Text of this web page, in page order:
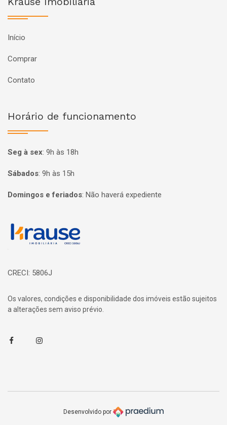
Início
Comprar
Contato
Horário de funcionamento
Seg à sex: 9h às 18h
Sábados: 9h às 15h
Domingos e feriados: Não haverá expediente
Página inicial
CRECI: 5806J
Os valores, condições e disponibilidade dos imóveis estão sujeitos
a alterações sem aviso prévio.
FacebookInstagram
Desenvolvido por